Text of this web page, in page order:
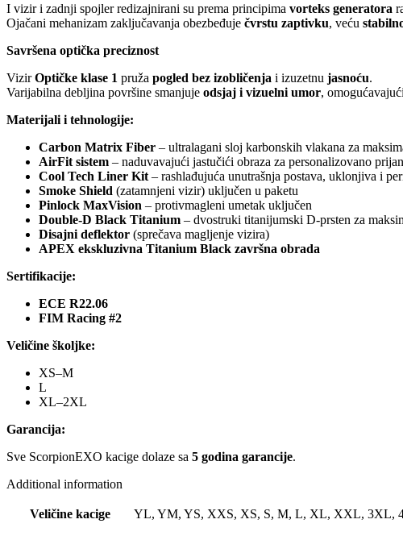
I vizir i zadnji spojler redizajnirani su prema principima vorteks generatora
Ojačani mehanizam zaključavanja obezbeđuje čvrstu zaptivku, veću
Savršena optička preciznost
VizirOptičke klase 1 pruža pogled bez izobličenja i izuzetnu jasnoću.
Varijabilna debljina površine smanjuje odsjaj i vizuelni umor,
Materijali i tehnologije:
Carbon Matrix Fiber – ultralagani sloj karbonskih vlakana za
AirFit sistem – naduvavajući jastučići obraza za personalizovano
Cool Tech Liner Kit – rashlađujuća unutrašnja postava, uklonjiva i
Smoke Shield (zatamnjeni vizir) uključen u paketu
Pinlock MaxVision – protivmagleni umetak uključen
Double-D Black Titanium – dvostruki titanijumski D-prsten za
Disajni deflektor (sprečava magljenje vizira)
APEX ekskluzivna Titanium Black završna obrada
Sertifikacije:
ECE R22.06
FIM Racing #2
Veličine školjke:
XS–M
L
XL–2XL
Garancija:
Sve ScorpionEXO kacige dolaze sa 5 godina garancije.
Additional information
Veličine kacige YL, YM, YS, XXS, XS, S, M, L, XL, XXL, 3XL,